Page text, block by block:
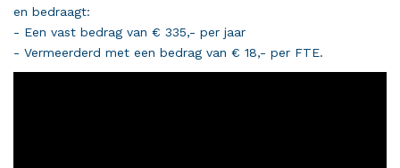
en bedraagt:
- Een vast bedrag van € 335,- per jaar
- Vermeerderd met een bedrag van € 18,- per FTE.